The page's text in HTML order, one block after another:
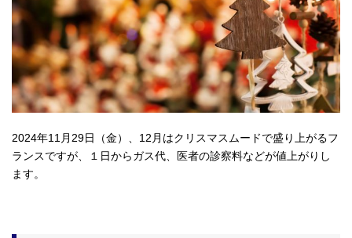
2024年11月29日（金）、12月はクリスマスムードで盛り上がるフ
ランスですが、１日からガス代、医者の診察料などが値上がりし
ます。